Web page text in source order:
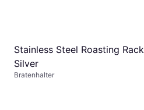
Stainless Steel Roasting Rack
Silver
Bratenhalter